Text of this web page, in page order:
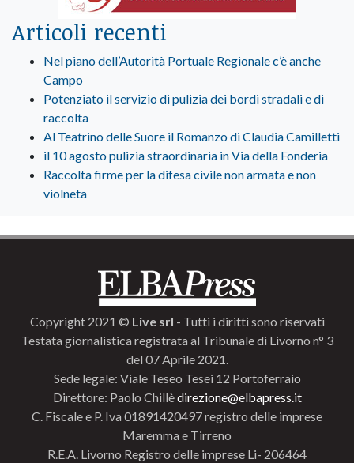
Articoli recenti
Nel piano dell’Autorità Portuale Regionale c’è anche
Campo
Potenziato il servizio di pulizia dei bordi stradali e di
raccolta
Al Teatrino delle Suore il Romanzo di Claudia Camilletti
il 10 agosto pulizia straordinaria in Via della Fonderia
Raccolta firme per la difesa civile non armata e non
violneta
Copyright 2021 © Live srl - Tutti i diritti sono riservati
Testata giornalistica registrata al Tribunale di Livorno n° 3
del 07 Aprile 2021.
Sede legale: Viale Teseo Tesei 12 Portoferraio
Direttore: Paolo Chillèdirezione@elbapress.it
C. Fiscale e P. Iva 01891420497 registro delle imprese
Maremma e Tirreno
R.E.A. Livorno Registro delle imprese Li- 206464